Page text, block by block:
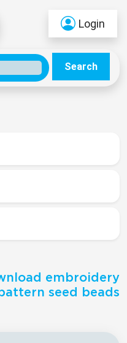
Login
Search
embroidery
seed beads